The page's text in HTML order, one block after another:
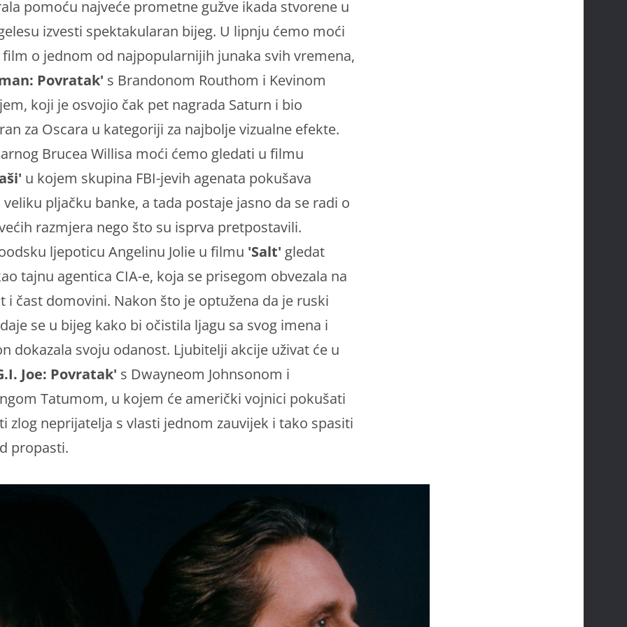
pomoću najveće prometne gužve ikada stvorene u
izvesti spektakularan bijeg. U lipnju ćemo moći
o jednom od najpopularnijih junaka svih vremena,
Povratak' s Brandonom Routhom i Kevinom
koji je osvojio čak pet nagrada Saturn i bio
za Oscara u kategoriji za najbolje vizualne efekte.
Brucea Willisa moći ćemo gledati u filmu
u kojem skupina FBI-jevih agenata pokušava
pljačku banke, a tada postaje jasno da se radi o
razmjera nego što su isprva pretpostavili.
ljepoticu Angelinu Jolie u filmu 'Salt' gledat
tajnu agentica CIA-e, koja se prisegom obvezala na
i čast domovini. Nakon što je optužena da je ruski
se u bijeg kako bi očistila ljagu sa svog imena i
dokazala svoju odanost. Ljubitelji akcije uživat će u
Joe: Povratak' s Dwayneom Johnsonom i
Tatumom, u kojem će američki vojnici pokušati
zlog neprijatelja s vlasti jednom zauvijek i tako spasiti
propasti.